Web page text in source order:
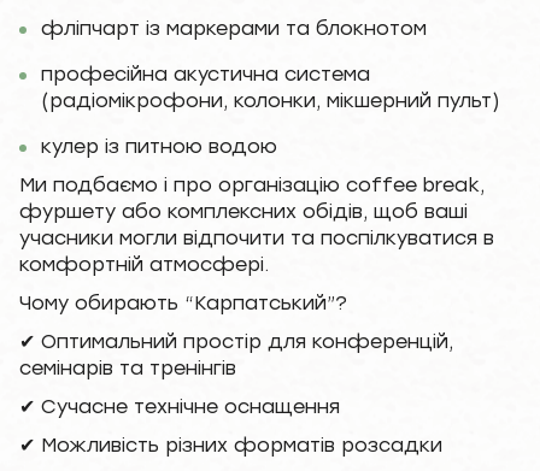
фліпчарт із маркерами та блокнотом
професійна акустична система
(радіомікрофони, колонки, мікшерний пульт)
кулер із питною водою
Ми подбаємо і про організацію coffee break,
фуршету або комплексних обідів, щоб ваші
учасники могли відпочити та поспілкуватися в
комфортній атмосфері.
Чому обирають “Карпатський”?
✔ Оптимальний простір для конференцій,
семінарів та тренінгів
✔ Сучасне технічне оснащення
✔ Можливість різних форматів розсадки